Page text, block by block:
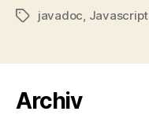
Schlagwörter
javadoc, Javascript
Archiv